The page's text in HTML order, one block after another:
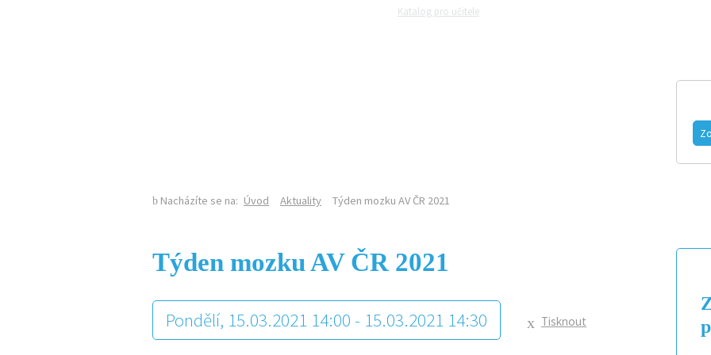
Katalog pro učitele
Nacházíte se na: Úvod Aktuality Týden mozku AV ČR 2021
Týden mozku AV ČR 2021
Pondělí, 15.03.2021 14:00 - 15.03.2021 14:30 Tisknout